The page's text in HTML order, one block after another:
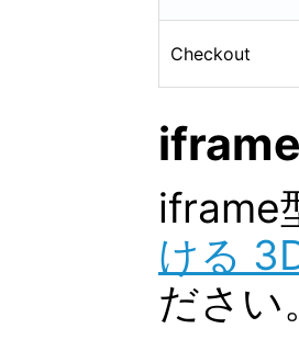
Checkout
iframe
ける
ださい